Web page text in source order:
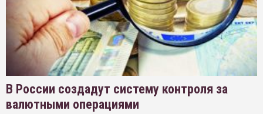
В России создадут систему контроля за
валютными операциями